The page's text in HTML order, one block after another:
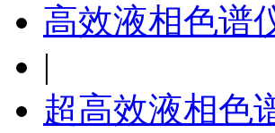
高效液相色谱
|
超高效液相色